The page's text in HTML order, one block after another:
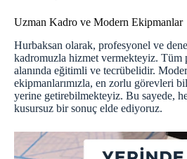
Uzman Kadro ve Modern Ekipmanlar
Hurbaksan olarak, profesyonel ve
kadromuzla hizmet vermekteyiz. Tüm
alanında eğitimli ve tecrübelidir.
ekipmanlarımızla, en zorlu görevleri
yerine getirebilmekteyiz. Bu sayede,
kusursuz bir sonuç elde ediyoruz.